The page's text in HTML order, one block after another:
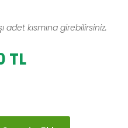
kısmına girebilirsiniz.
TLŞu